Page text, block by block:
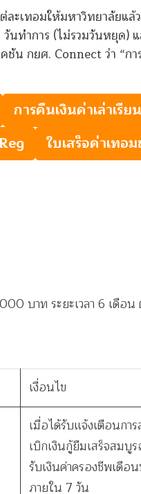
ะเทอมให้มหาวิทยาลัยแ
วันทำการ (ไม่รวมวันหยุด
น กยศ. Connect ว่า “ก
การคืนเงินค่าเล่าเรี
ใบเสร็จค่าเท
บาท ระยะเวลา 6 เดื
เงื่อนไข
เมื่อได้รับแจ้งเตือนกา
เบิกเงินกู้ยืมเสร็จสมบู
รับเงินค่าครองชีพเดือ
ภายใน 7 วัน